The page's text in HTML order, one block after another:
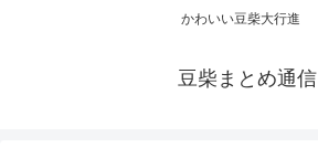
かわいい豆柴大行進
豆柴まとめ通信